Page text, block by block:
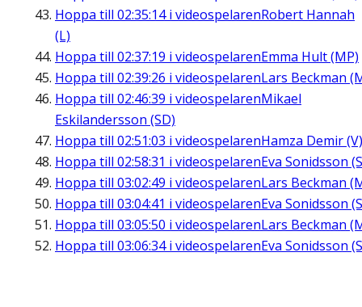
Hoppa till 02:35:14i videospelarenRobert Hannah
(L)
Hoppa till 02:37:19 i videospelarenEmma Hult (MP)
Hoppa till 02:39:26 i videospelarenLars Beckman
Hoppa till 02:46:39 i videospelarenMikael
Eskilandersson (SD)
Hoppa till 02:51:03 i videospelarenHamza Demir (V)
Hoppa till 02:58:31 i videospelarenEva Sonidsson
Hoppa till 03:02:49 i videospelarenLars Beckman
Hoppa till 03:04:41 i videospelarenEva Sonidsson
Hoppa till 03:05:50 i videospelarenLars Beckman
Hoppa till 03:06:34i videospelarenEva Sonidsson